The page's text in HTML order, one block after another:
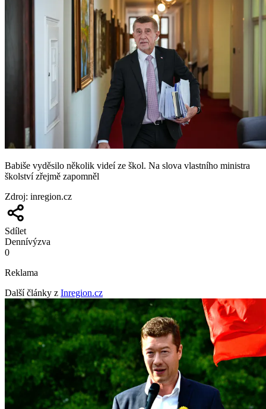
Babiše vyděsilo několik videí ze škol. Na slova vlastního ministra
školství zřejmě zapomněl
Zdroj: inregion.cz
Sdílet
Dennívýzva
0
Reklama
Další články z Inregion.cz